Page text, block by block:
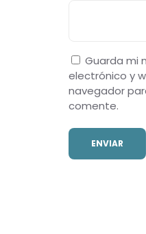
Guarda mi
electrónico y
navegador
comente.